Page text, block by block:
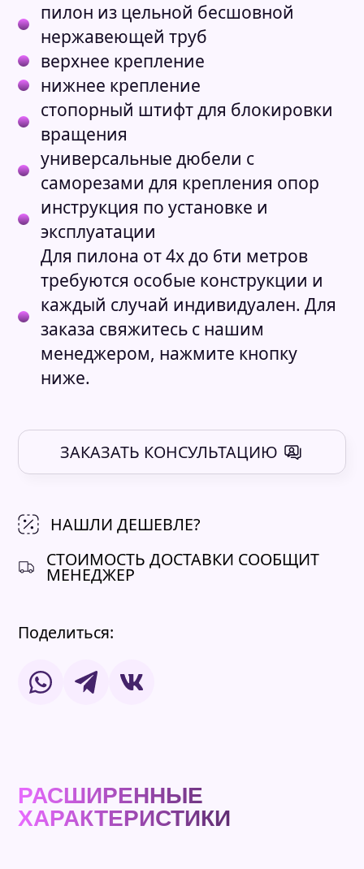
пилон из цельной бесшовной
нержавеющей труб
верхнее крепление
нижнее крепление
стопорный штифт для блокировки
вращения
универсальные дюбели с
саморезами для крепления опор
инструкция по установке и
эксплуатации
Для пилона от 4х до 6ти метров
требуются особые конструкции и
каждый случай индивидуален. Для
заказа свяжитесь с нашим
менеджером, нажмите кнопку
ниже.
ЗАКАЗАТЬ КОНСУЛЬТАЦИЮ
НАШЛИ ДЕШЕВЛЕ?
СТОИМОСТЬ ДОСТАВКИ СООБЩИТ
МЕНЕДЖЕР
Поделиться:
РАСШИРЕННЫЕ
ХАРАКТЕРИСТИКИ